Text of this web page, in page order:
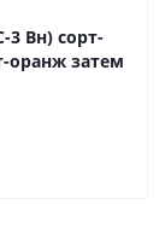
3 Вн) сорт-
оранж затем